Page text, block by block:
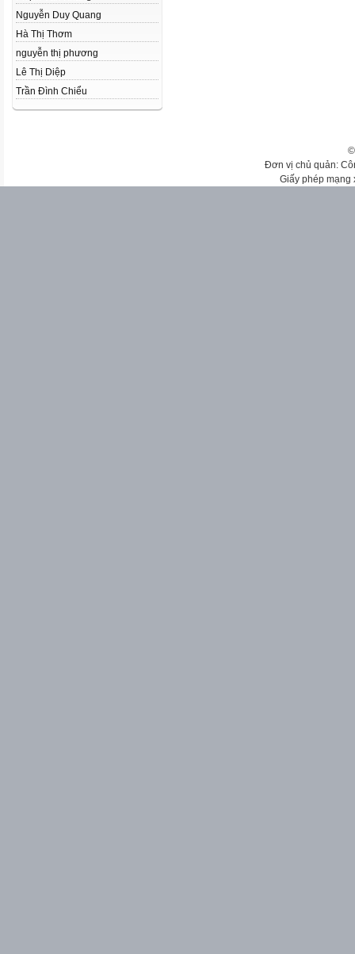
Nguyễn Duy Quang
Hà Thị Thơm
nguyễn thị phương
Lê Thị Diệp
Trần Đình Chiểu
Đơn vị chủ quản:
Giấy phép mạng